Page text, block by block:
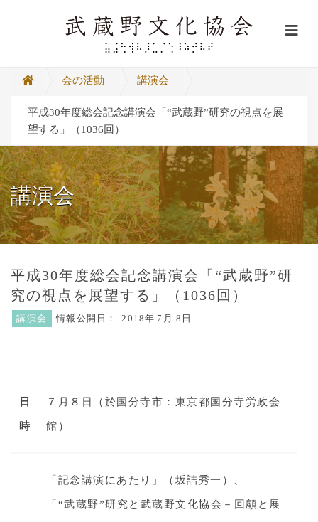
会の活動 講演会
平成30年度総会記念講演会「“武蔵野”研究の視点を展
望する」（1036回）
講演会
平成30年度総会記念講演会「“武蔵野”研
究の視点を展望する」（1036回）
講演会 情報公開日： 2018年 7月 8日
日
時
７月８日（於国分寺市：東京都国分寺労政会
館）
「記念講演にあたり」（坂詰秀一）、
「“武蔵野”研究と武蔵野文化協会－回顧と展